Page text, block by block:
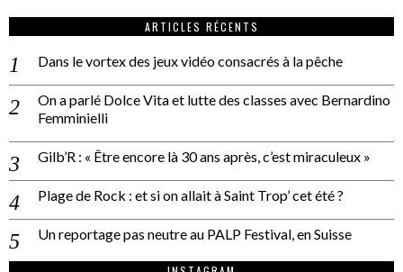
ARTICLES RÉCENTS
Dans le vortex des jeux vidéo consacrés à la pêche
On a parlé Dolce Vita et lutte des classes avec Bernardino
Femminielli
Gilb’R : « Être encore là 30 ans après, c’est miraculeux »
Plage de Rock : et si on allait à Saint Trop’ cet été ?
Un reportage pas neutre au PALP Festival, en Suisse